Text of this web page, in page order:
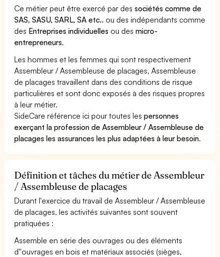
Ce métier peut être exercé par dessociétés comme de
SAS, SASU, SARL, SA etc.. ou des indépendants comme
des Entreprises individuelles ou desmicro-
entrepreneurs.
Les hommes et les femmes qui sont respectivement
Assembleur / Assembleuse de placages, Assembleuse
de placages travaillent dans des conditions de risque
particulières et sont donc exposés à des risques propres
à leur métier.
SideCare référence ici pour toutes lespersonnes
exerçant la profession de Assembleur / Assembleuse de
placages les assurances les plus adaptées à leur besoin.
Définition et tâches du métier de Assembleur
/ Assembleuse de placages
Durant l'exercice du travail de Assembleur / Assembleuse
de placages, les activités suivantes sont souvent
pratiquées :
Assemble en série des ouvrages ou des éléments
d''ouvrages en bois et matériaux associés (sièges,